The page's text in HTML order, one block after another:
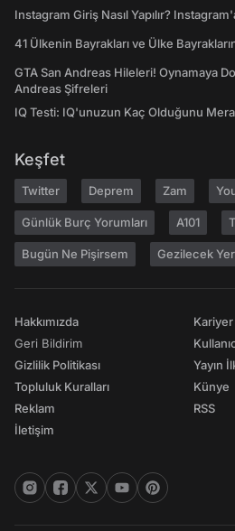
Instagram Giriş Nasıl Yapılır?
41 Ülkenin Bayrakları ve Ülke
GTA San Andreas Hileleri! Oynamaya
Andreas Şifreleri
IQ Testi: IQ'unuzun Kaç Olduğunu
Keşfet
Twitter Deprem Zam
Günlük Burç Yorumları A101
Bugün Ne Pişirsem Gezilecek
Hakkımızda
Geri Bildirim
Gizlilik Politikası
Topluluk Kuralları
Reklam
İletişim
Kariyer
Yayın
Künye
RSS